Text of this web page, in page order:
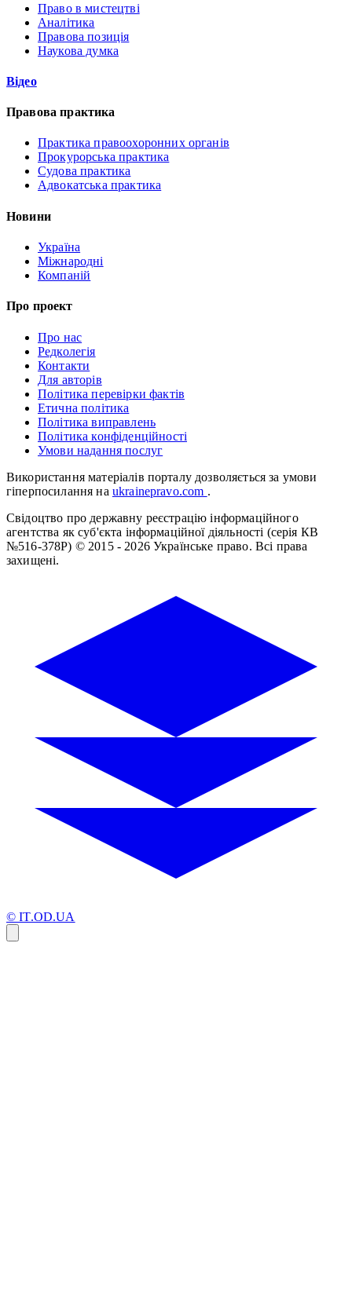
Право в мистецтві
Аналітика
Правова позиція
Наукова думка
Відео
Правова практика
Практика правоохоронних органів
Прокурорська практика
Судова практика
Адвокатська практика
Новини
Україна
Міжнародні
Компаній
Про проект
Про нас
Редколегія
Контакти
Для авторів
Політика перевірки фактів
Етична політика
Політика виправлень
Політика конфіденційності
Умови надання послуг
Використання матеріалів порталу дозволяється за умови
гіперпосилання на ukrainepravo.com .
Свідоцтво про державну реєстрацію інформаційного
агентства як суб'єкта інформаційної діяльності (серія КВ
№516-378Р) © 2015 - 2026 Українське право. Всі права
захищені.
© IT.OD.UA